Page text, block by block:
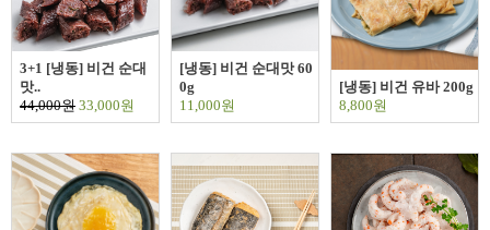
3+1 [냉동] 비건 순대
맛..
44,000원 33,000원
[냉동] 비건 순대맛 60
0g
11,000원
[냉동] 비건 유바 200g
8,800원